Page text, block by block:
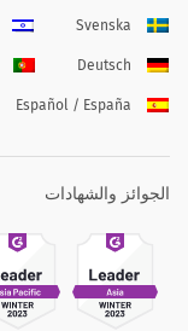
Svenska
Deutsch
Español / España
الجوائز والشهادات